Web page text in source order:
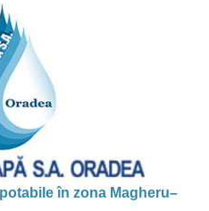
în zona Magheru–